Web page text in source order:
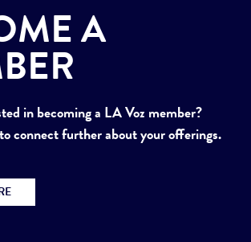
A
in becoming a LA Voz member?
connect further about your offerings.